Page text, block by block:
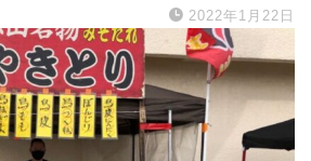
2022年1月22日